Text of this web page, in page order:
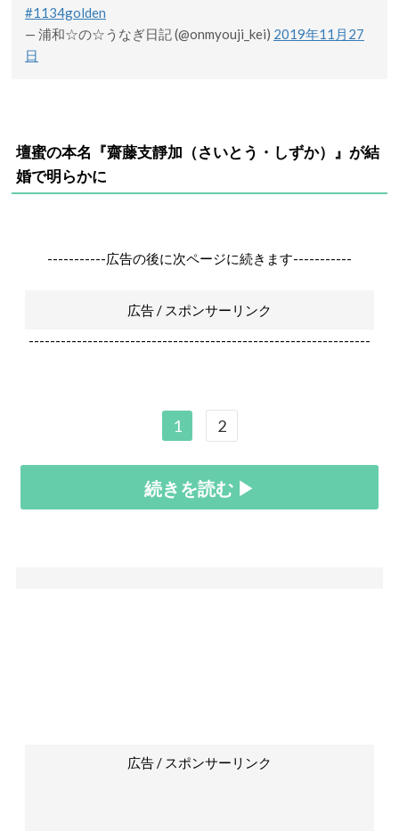
#1134golden
— 浦和☆の☆うなぎ日記 (@onmyouji_kei) 2019年11月27
日
壇蜜の本名『齋藤支靜加（さいとう・しずか）』が結
婚で明らかに
-----------広告の後に次ページに続きます-----------
広告 / スポンサーリンク
----------------------------------------------------------------
1 2
続きを読む ▶
広告 / スポンサーリンク